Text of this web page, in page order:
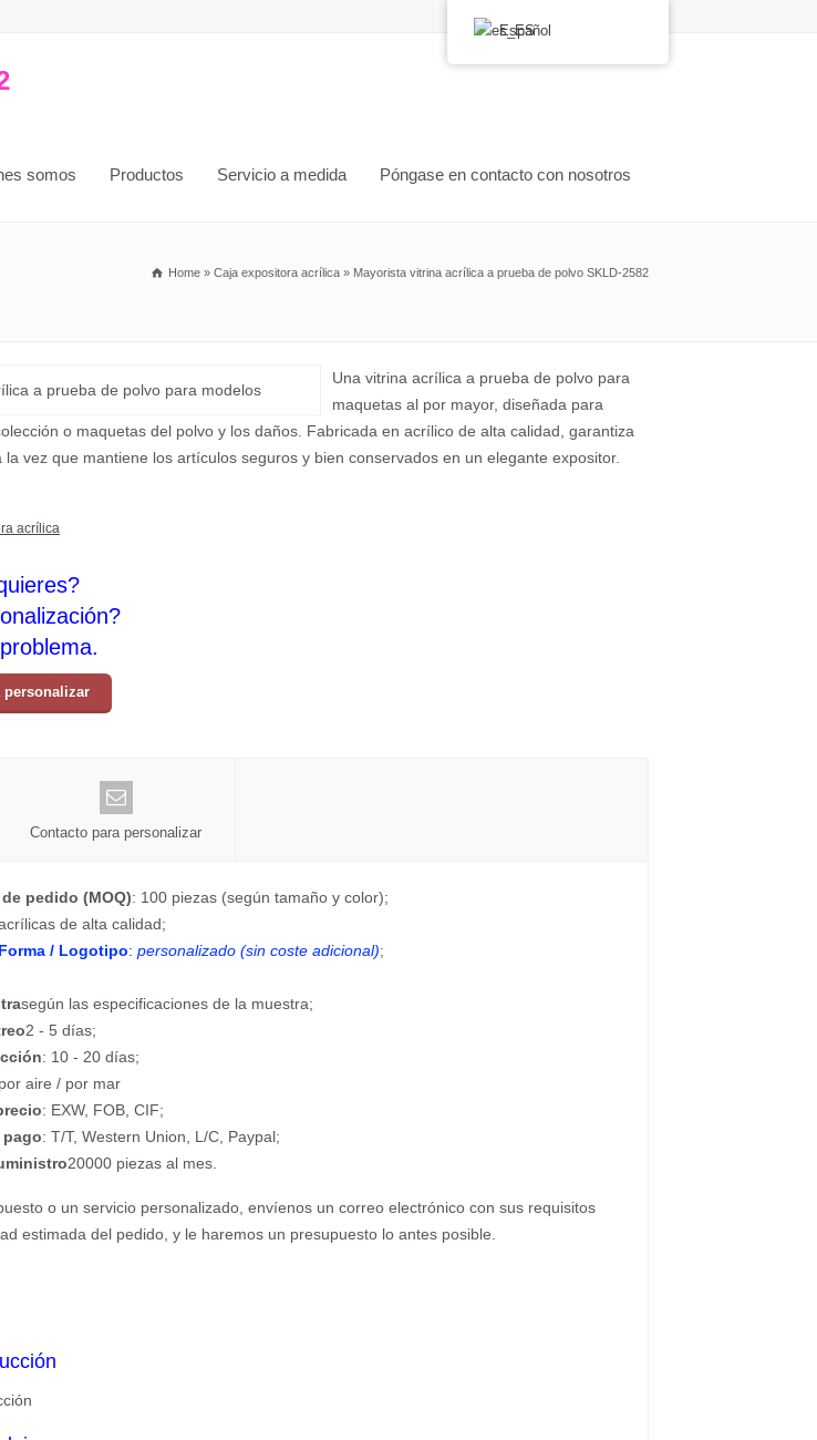
somos Productos Servicio a medida Póngase en contacto con nosotros
Home » Caja expositora acrílica » Mayorista vitrina acrílica a prueba de polvo SKLD-2582
Una vitrina acrílica a prueba de polvo para
maquetas al por mayor, diseñada para
o maquetas del polvo y los daños. Fabricada en acrílico de alta calidad, garantiza
la vez que mantiene los artículos seguros y bien conservados en un elegante expositor.
acrílica
personalizar
Contacto para personalizar
pedido (MOQ): 100 piezas (según tamaño y color);
de alta calidad;
/ Logotipo: personalizado (sin coste adicional);
según las especificaciones de la muestra;
2 - 5 días;
: 10 - 20 días;
por aire / por mar
: EXW, FOB, CIF;
: T/T, Western Union, L/C, Paypal;
20000 piezas al mes.
o un servicio personalizado, envíenos un correo electrónico con sus requisitos
estimada del pedido, y le haremos un presupuesto lo antes posible.
Español